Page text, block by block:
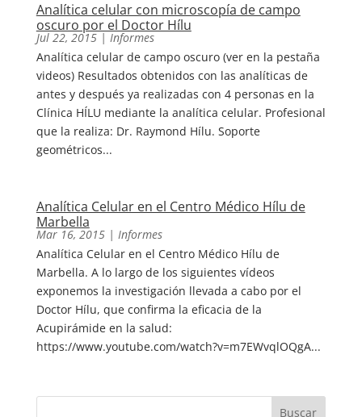
Analítica celular con microscopía de campo
oscuro por el Doctor Hílu
Jul 22, 2015| Informes
Analítica celular de campo oscuro (ver en la pestaña
videos) Resultados obtenidos con las analíticas de
antes y después ya realizadas con 4 personas en la
Clínica HÍLU mediante la analítica celular. Profesional
que la realiza: Dr. Raymond Hílu. Soporte
geométricos...
Analítica Celular en el Centro Médico Hílu de
Marbella
Mar 16, 2015| Informes
Analítica Celular en el Centro Médico Hílu de
Marbella. A lo largo de los siguientes vídeos
exponemos la investigación llevada a cabo por el
Doctor Hílu, que confirma la eficacia de la
Acupirámide en la salud:
https://www.youtube.com/watch?v=m7EWvqlOQgA...